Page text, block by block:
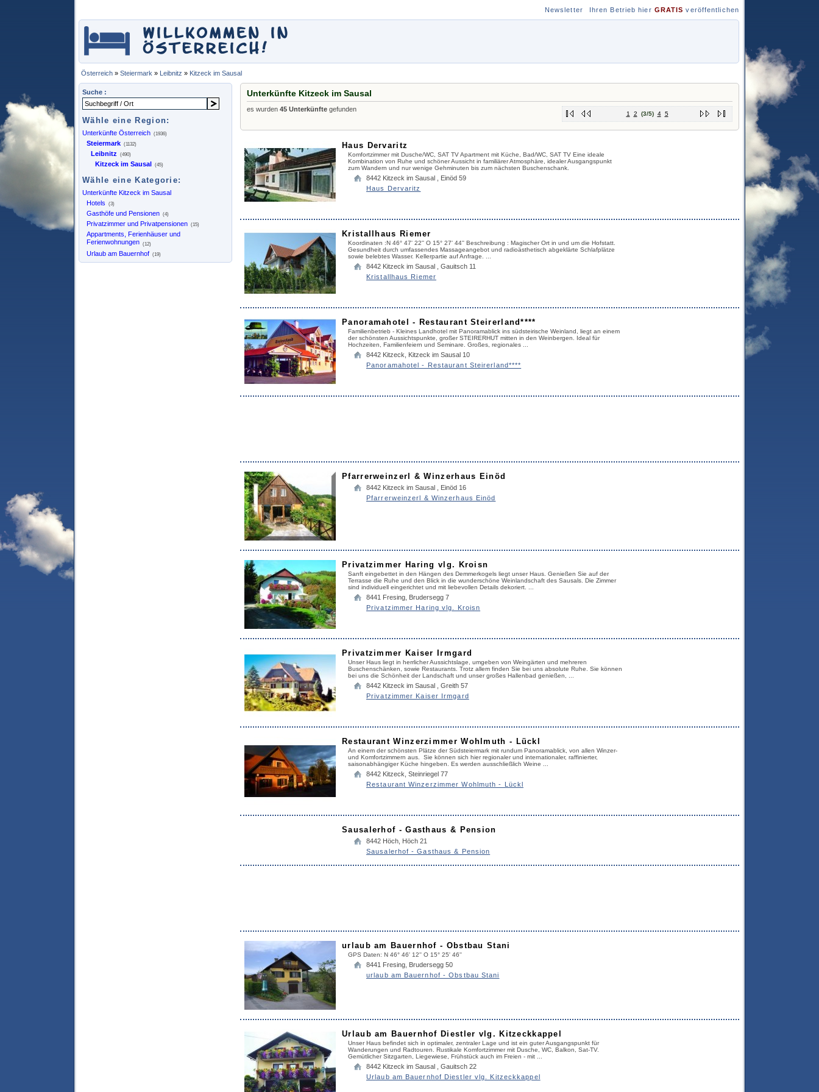
Newsletter Ihren Betrieb hier GRATIS veröffentlichen
Österreich » Steiermark » Leibnitz » Kitzeck im Sausal
Suche :
Wähle eine Region:
Unterkünfte Österreich (1936)
Steiermark (1132)
Leibnitz (490)
Kitzeck im Sausal (45)
Wähle eine Kategorie:
Unterkünfte Kitzeck im Sausal
Hotels
(3)
Gasthöfe und Pensionen (4)
Privatzimmer und Privatpensionen (15)
Appartments, Ferienhäuser und
Ferienwohnungen (12)
Urlaub am Bauernhof (19)
Unterkünfte Kitzeck im Sausal
es wurden 45 Unterkünfte gefunden
1 2 (3/5) 4 5
Haus Dervaritz
Komfortzimmer mit Dusche/WC, SAT TV Apartment mit Küche, Bad/WC, SAT TV Eine ideale
Kombination von Ruhe und schöner Aussicht in familiärer Atmosphäre, idealer Ausgangspunkt
zum Wandern und nur wenige Gehminuten bis zum nächsten Buschenschank.
8442 Kitzeck im Sausal
Einöd 59
Haus Dervaritz
Kristallhaus Riemer
Koordinaten :N 46° 47' 22'' O 15° 27' 44'' Beschreibung : Magischer Ort in und um die Hofstatt.
Gesundheit durch umfassendes Massageangebot und radioästhetisch abgeklärte Schlafplätze
sowie belebtes Wasser. Kellerpartie auf Anfrage. ...
8442 Kitzeck im Sausal
Gauitsch 11
Kristallhaus Riemer
Panoramahotel - Restaurant Steirerland****
Familienbetrieb - Kleines Landhotel mit Panoramablick ins südsteirische Weinland, liegt an einem
der schönsten Aussichtspunkte, großer STEIRERHUT mitten in den Weinbergen. Ideal für
Hochzeiten, Familienfeiern und Seminare. Großes, regionales ...
8442 Kitzeck
Kitzeck im Sausal 10
Panoramahotel - Restaurant Steirerland****
Pfarrerweinzerl & Winzerhaus Einöd
8442 Kitzeck im Sausal
Einöd 16
Pfarrerweinzerl & Winzerhaus Einöd
Privatzimmer Haring vlg. Kroisn
Sanft eingebettet in den Hängen des Demmerkogels liegt unser Haus. Genießen Sie auf der
Terrasse die Ruhe und den Blick in die wunderschöne Weinlandschaft des Sausals. Die Zimmer
sind individuell eingerichtet und mit liebevollen Details dekoriert. ...
8441 Fresing Brudersegg 7
Privatzimmer Haring vlg. Kroisn
Privatzimmer Kaiser Irmgard
Unser Haus liegt in herrlicher Aussichtslage, umgeben von Weingärten und mehreren
Buschenschänken, sowie Restaurants. Trotz allem finden Sie bei uns absolute Ruhe. Sie können
bei uns die Schönheit der Landschaft und unser großes Hallenbad genießen, ...
8442 Kitzeck im Sausal
Greith 57
Privatzimmer Kaiser Irmgard
Restaurant Winzerzimmer Wohlmuth - Lückl
An einem der schönsten Plätze der Südsteiermark mit rundum Panoramablick, von allen Winzer-
und Komfortzimmern aus. Sie können sich hier regionaler und internationaler, raffinierter,
saisonabhängiger Küche hingeben. Es werden ausschließlich Weine ...
8442 Kitzeck Steinriegel 77
Restaurant Winzerzimmer Wohlmuth - Lückl
Sausalerhof - Gasthaus & Pension
8442 Höch Höch 21
Sausalerhof - Gasthaus & Pension
urlaub am Bauernhof - Obstbau Stani
GPS Daten: N 46° 46' 12'' O 15° 25' 46''
8441 Fresing Brudersegg 50
urlaub am Bauernhof - Obstbau Stani
Urlaub am Bauernhof Diestler vlg. Kitzeckkappel
Unser Haus befindet sich in optimaler, zentraler Lage und ist ein guter Ausgangspunkt für
Wanderungen und Radtouren. Rustikale Komfortzimmer mit Dusche, WC, Balkon, Sat-TV.
Gemütlicher Sitzgarten, Liegewiese, Frühstück auch im Freien - mit ...
8442 Kitzeck im Sausal
Gauitsch 22
Urlaub am Bauernhof Diestler vlg. Kitzeckkappel